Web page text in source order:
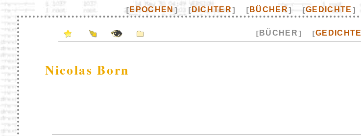
[ EPOCHEN ] [ DICHTER] [ BÜCHER] [GEDICHTE ]
[ BÜCHER] [GEDICHTE
Nicolas Born